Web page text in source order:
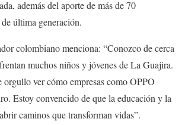
además del aporte de más de 70
última generación.
colombiano menciona: “Conozco de cerca
muchos niños y jóvenes de La Guajira.
orgullo ver cómo empresas como OPPO
Estoy convencido de que la educación y la
caminos que transforman vidas”.